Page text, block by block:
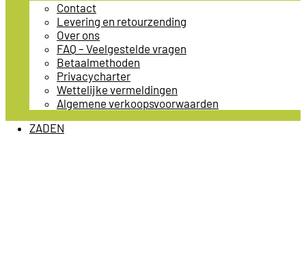
Contact
Levering en retourzending
Over ons
FAQ – Veelgestelde vragen
Betaalmethoden
Privacycharter
Wettelijke vermeldingen
Algemene verkoopsvoorwaarden
ZADEN